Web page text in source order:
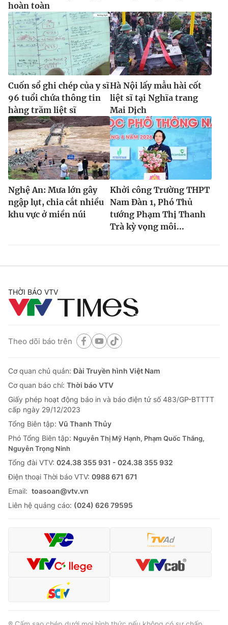
hoàn toàn
Cuốn sổ ghi chép của y sĩ
96 tuổi chứa thông tin
hàng trăm liệt sĩ
Hà Nội lấy mẫu hài cốt
liệt sĩ tại Nghĩa trang
Mai Dịch
Nghệ An: Mưa lớn gây
ngập lụt, chia cắt nhiều
khu vực ở miền núi
Khởi công Trường THPT
Nam Đàn 1, Phó Thủ
tướng Phạm Thị Thanh
Trà kỳ vọng môi...
THỜI BÁO VTV
Theo dõi báo trên
Cơ quan chủ quản:Đài Truyền hình Việt Nam
Cơ quan báo chí: Thời báo VTV
Giấy phép hoạt động báo in và báo điện tử số 483/GP-BTTTT
cấp ngày 29/12/2023
Tổng Biên tập: Vũ Thanh Thủy
Phó Tổng Biên tập: Nguyễn Thị Mỹ Hạnh, Phạm Quốc Thắng,
Nguyễn Trọng Ninh
Tổng đài VTV: 024.38 355 931 - 024.38 355 932
Ðiện thoại Thời báo VTV: 0988 671 671
Email: toasoan@vtv.vn
Liên hệ quảng cáo: (024) 626 79595